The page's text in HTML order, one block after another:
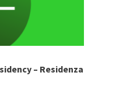
– Residenza